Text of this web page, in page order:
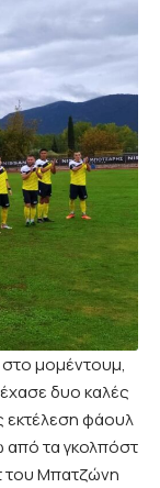
μομέντουμ,
δυο καλές
εκτέλεση φάουλ
από τα γκολπόστ
του Μπατζώνη